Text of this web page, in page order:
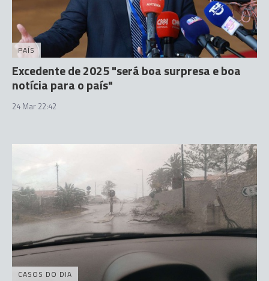
PAÍS
Excedente de 2025 "será boa surpresa e boa
notícia para o país"
24 Mar 22:42
CASOS DO DIA